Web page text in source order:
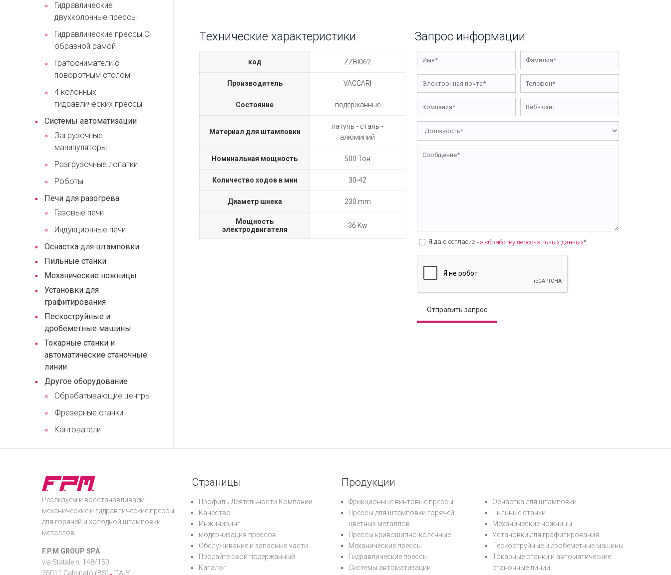
Технические характеристики
код ZZBI062
Производитель VACCARI
Состояние подержанные
Материал для штамповки
латунь
сталь
алюминий
Номинальная мощность 500 Тон
Количество ходов в мин 30-42
Диаметр шнека 230 mm
Мощность
электродвигателя
36 Kw
Запрос информации
Я даю согласие на обработку персональных данных*
Гидравлические
двухколонные прессы
Гидравлические прессы С-
образной рамой
Гратосниматели с
поворотным столом
4 колонных
гидравлических прессы
Системы автоматизации
Загрузочные
манипуляторы
Разгрузочные лопатки
Роботы
Печи для разогрева
Газовые печи
Индукционные печи
Оснастка для штамповки
Пильные станки
Механические ножницы
Установки для
графитирования
Пескоструйные и
дробеметные машины
Токарные станки и
автоматические станочные
линии
Другое оборудование
Обрабатывающие центры
Фрезерные станки
Кантователи
Реализуем и восстанавливаем
механические и гидравлические прессы
для горячей и холодной штамповки
металлов.
F.P.M GROUP SPA
via Statale n. 148/150
25011 Calcinato (BS)
ITALY
Страницы
Профиль Деятельности Компании
Качество
Инжиниринг
модернизация прессов
Обслуживание и запасные части
Продайте свой подержанный
Каталог
Продукции
Фрикционные винтовые прессы
Прессы для штамповки горячей
цветных металлов
Прессы кривошипно-коленные
Механические прессы
Гидравлические прессы
Системы автоматизации
Оснастка для штамповки
Пильные станки
Механические ножницы
Установки для графитирования
Пескоструйные и дробеметные машины
Токарные станки и автоматические
станочные линии